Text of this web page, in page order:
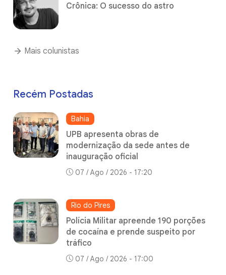
Crônica: O sucesso do astro
Mais colunistas
Recém Postadas
Bahia
UPB apresenta obras de
modernização da sede antes de
inauguração oficial
07 / Ago / 2026 - 17:20
Rio do Pires
Polícia Militar apreende 190 porções
de cocaína e prende suspeito por
tráfico
07 / Ago / 2026 - 17:00